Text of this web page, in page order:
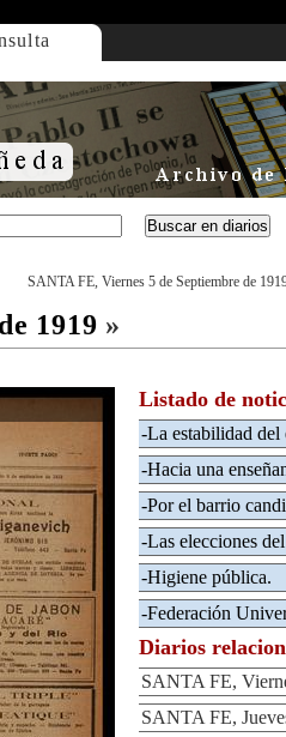
SANTA FE, Viernes 5 de Septiembre de
1919 »
Listado de
-La estabilidad del
-Hacia una
-Por el barrio
-Las elecciones
-Higiene pública.
-Federación
Diarios
SANTA FE,
SANTA FE,